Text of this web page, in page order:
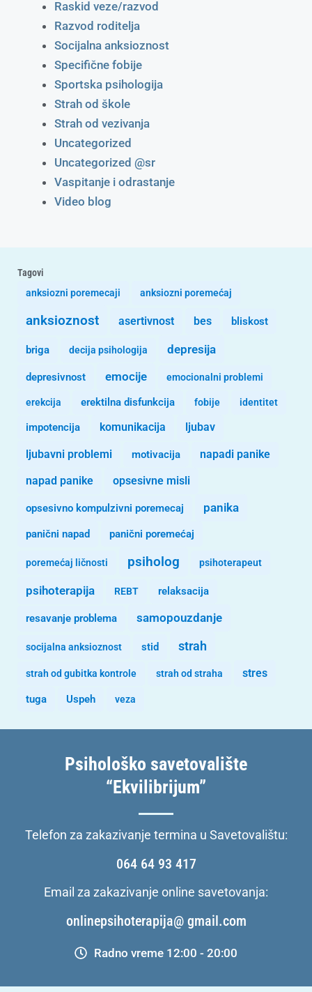
Raskid veze/razvod
Razvod roditelja
Socijalna anksioznost
Specifične fobije
Sportska psihologija
Strah od škole
Strah od vezivanja
Uncategorized
Uncategorized @sr
Vaspitanje i odrastanje
Video blog
Tagovi
anksiozni poremecaji
anksiozni poremećaj
anksioznost asertivnost bes bliskost
briga decija psihologija depresija
depresivnost emocije emocionalni problemi
erekcija erektilna disfunkcija fobije identitet
impotencija komunikacija ljubav
ljubavni problemi motivacija napadi panike
napad panike opsesivne misli
opsesivno kompulzivni poremecaj panika
panični napad panični poremećaj
poremećaj ličnosti psiholog psihoterapeut
psihoterapija REBT relaksacija
resavanje problema samopouzdanje
socijalna anksioznost stid strah
strah od gubitka kontrole strah od straha stres
tuga Uspeh veza
Psihološko savetovalište
“Ekvilibrijum”
Telefon za zakazivanje termina u Savetovalištu:
064 64 93 417
Email za zakazivanje online savetovanja:
onlinepsihoterapija@ gmail.com
Radno vreme 12:00 - 20:00